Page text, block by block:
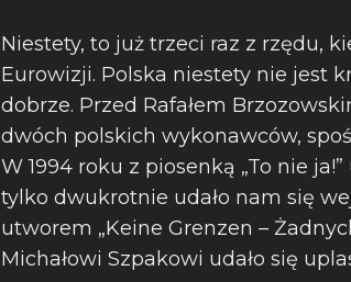
Niestety, to już trzeci raz z rzędu,
Eurowizji. Polska niestety nie jest
dobrze. Przed Rafałem
dwóch polskich wykonawców,
W 1994 roku z piosenką „To nie
tylko dwukrotnie udało nam się
utworem „Keine Grenzen –
Michałowi Szpakowi udało się